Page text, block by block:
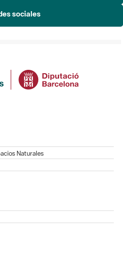
sociales
Naturales